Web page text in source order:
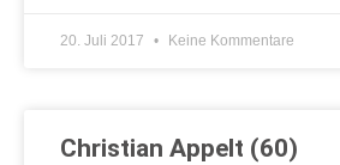
20. Juli 2017 Keine Kommentare
Christian Appelt (60)